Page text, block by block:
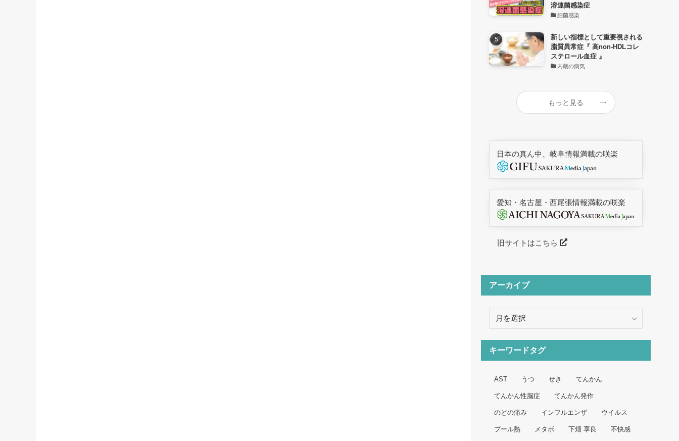
溶連菌感染症
細菌感染
新しい指標として重要視される
脂質異常症『 高non-HDLコレ
ステロール血症 』
内蔵の病気
もっと見る
日本の真ん中、岐阜情報満載の咲楽
愛知・名古屋・西尾張情報満載の咲楽
旧サイトはこちら
アーカイブ
イ
ブ
キーワードタグ
AST うつ せき てんかん
てんかん性脳症 てんかん発作
のどの痛み インフルエンザ ウイルス
プール熱 メタボ 下畑 享良 不快感